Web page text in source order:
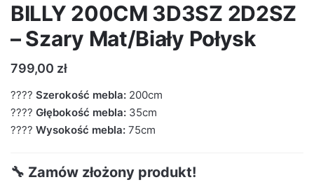
BILLY 200CM 3D3SZ 2D2SZ
– Szary Mat/Biały Połysk
799,00 zł
???? Szerokość mebla: 200cm
???? Głębokość mebla: 35cm
???? Wysokość mebla: 75cm
🔧 Zamów złożony produkt!